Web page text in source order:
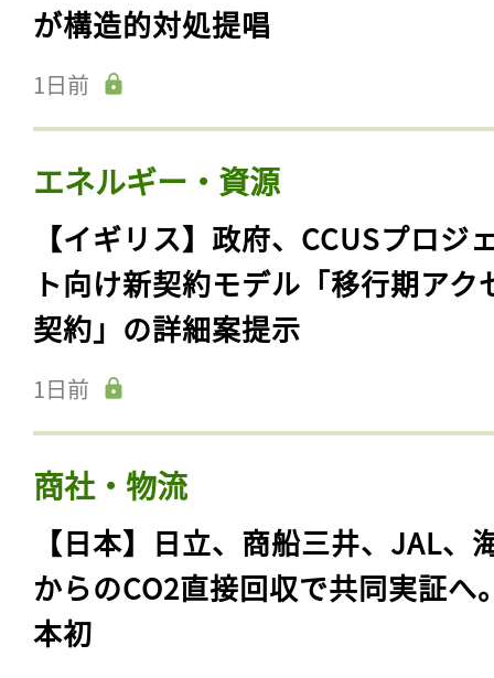
が構造的対処提唱
1日前
エネルギー・資源
【イギリス】政府、CCUSプロジ
ト向け新契約モデル「移行期アク
契約」の詳細案提示
1日前
商社・物流
【日本】日立、商船三井、JAL、
からのCO2直接回収で共同実証へ
本初